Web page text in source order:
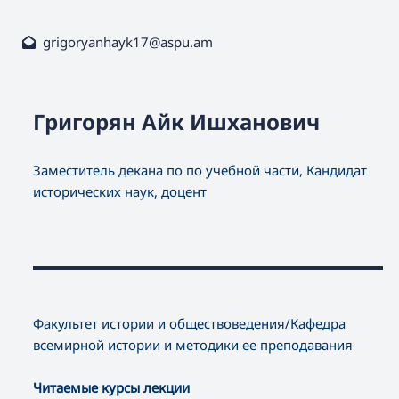
grigoryanhayk17@aspu.am
Григорян Айк Ишханович
Заместитель декана по по учебной части, Кандидат
исторических наук, доцент
Факультет истории и обществоведения/Кафедра
всемирной истории и методики ее преподавания
Читаемые курсы лекции